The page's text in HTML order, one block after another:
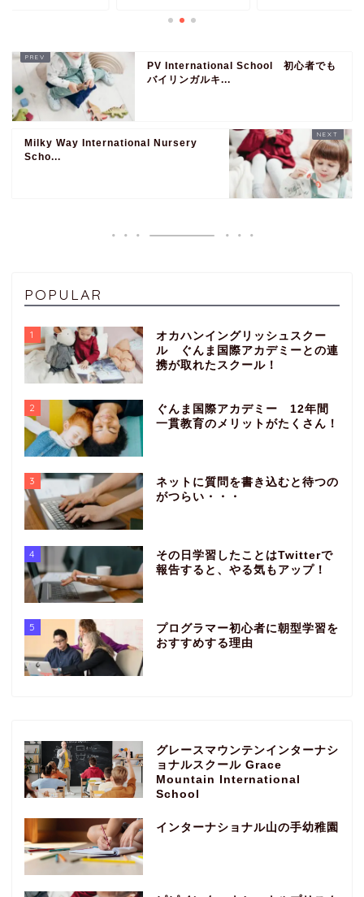
PV International School 初心者でも
バイリンガルキ...
Milky Way International Nursery
Scho...
POPULAR
1
オカハンイングリッシュスクー
ル ぐんま国際アカデミーとの連
携が取れたスクール！
2
ぐんま国際アカデミー 12年間
一貫教育のメリットがたくさん！
3
ネットに質問を書き込むと待つの
がつらい・・・
4
その日学習したことはTwitterで
報告すると、やる気もアップ！
5
プログラマー初心者に朝型学習を
おすすめする理由
グレースマウンテンインターナシ
ョナルスクール Grace
Mountain International
School
インターナショナル山の手幼稚園